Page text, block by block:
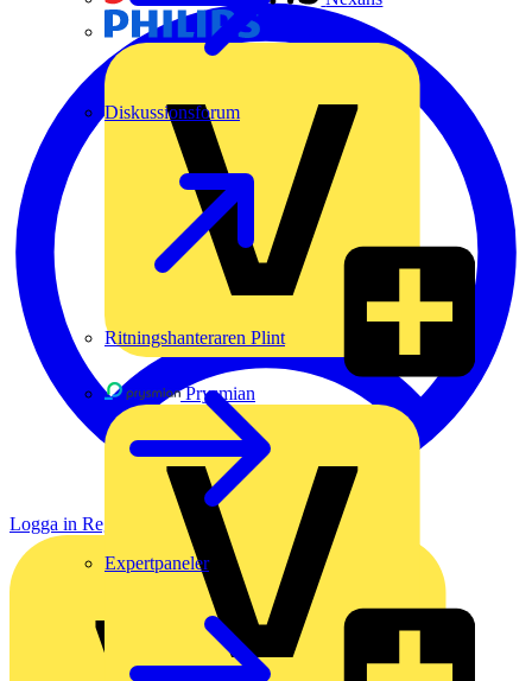
Prysmian
Diskussionsforum
Ritningshanteraren Plint
Expertpaneler
Logga in Registrera dig